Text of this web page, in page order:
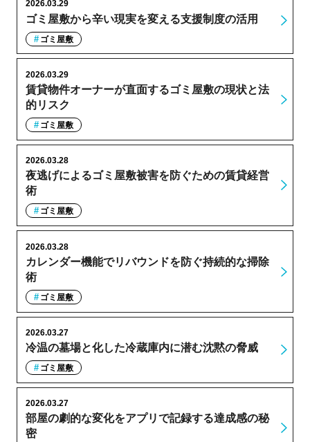
ゴミ屋敷から辛い現実を変える支援制度の活用
2026.03.29
ゴミ屋敷
賃貸物件オーナーが直面するゴミ屋敷の現状と法
的リスク
2026.03.29
ゴミ屋敷
夜逃げによるゴミ屋敷被害を防ぐための賃貸経営
術
2026.03.28
ゴミ屋敷
カレンダー機能でリバウンドを防ぐ持続的な掃除
術
2026.03.28
ゴミ屋敷
冷温の墓場と化した冷蔵庫内に潜む沈黙の脅威
2026.03.27
ゴミ屋敷
部屋の劇的な変化をアプリで記録する達成感の秘
密
2026.03.27